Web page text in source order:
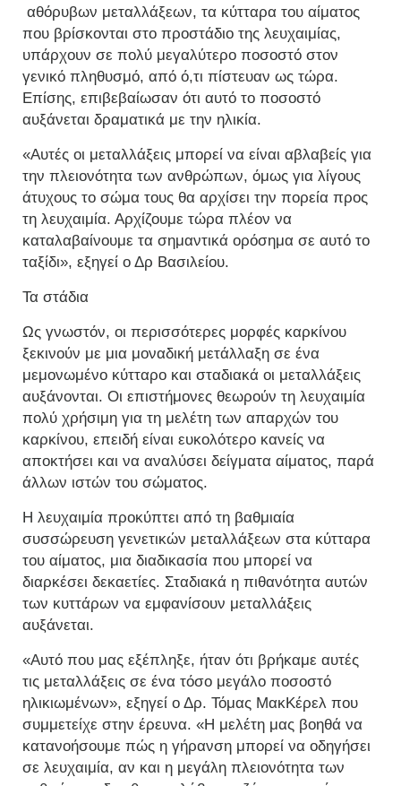
αθόρυβων μεταλλάξεων, τα κύτταρα του αίματος
που βρίσκονται στο προστάδιο της λευχαιμίας,
υπάρχουν σε πολύ μεγαλύτερο ποσοστό στον
γενικό πληθυσμό, από ό,τι πίστευαν ως τώρα.
Επίσης, επιβεβαίωσαν ότι αυτό το ποσοστό
αυξάνεται δραματικά με την ηλικία.
«Αυτές οι μεταλλάξεις μπορεί να είναι αβλαβείς για
την πλειονότητα των ανθρώπων, όμως για λίγους
άτυχους το σώμα τους θα αρχίσει την πορεία προς
τη λευχαιμία. Αρχίζουμε τώρα πλέον να
καταλαβαίνουμε τα σημαντικά ορόσημα σε αυτό το
ταξίδι», εξηγεί ο Δρ Βασιλείου.
Τα στάδια
Ως γνωστόν, οι περισσότερες μορφές καρκίνου
ξεκινούν με μια μοναδική μετάλλαξη σε ένα
μεμονωμένο κύτταρο και σταδιακά οι μεταλλάξεις
αυξάνονται. Οι επιστήμονες θεωρούν τη λευχαιμία
πολύ χρήσιμη για τη μελέτη των απαρχών του
καρκίνου, επειδή είναι ευκολότερο κανείς να
αποκτήσει και να αναλύσει δείγματα αίματος, παρά
άλλων ιστών του σώματος.
Η λευχαιμία προκύπτει από τη βαθμιαία
συσσώρευση γενετικών μεταλλάξεων στα κύτταρα
του αίματος, μια διαδικασία που μπορεί να
διαρκέσει δεκαετίες. Σταδιακά η πιθανότητα αυτών
των κυττάρων να εμφανίσουν μεταλλάξεις
αυξάνεται.
«Αυτό που μας εξέπληξε, ήταν ότι βρήκαμε αυτές
τις μεταλλάξεις σε ένα τόσο μεγάλο ποσοστό
ηλικιωμένων», εξηγεί ο Δρ. Τόμας ΜακΚέρελ που
συμμετείχε στην έρευνα. «Η μελέτη μας βοηθά να
κατανοήσουμε πώς η γήρανση μπορεί να οδηγήσει
σε λευχαιμία, αν και η μεγάλη πλειονότητα των